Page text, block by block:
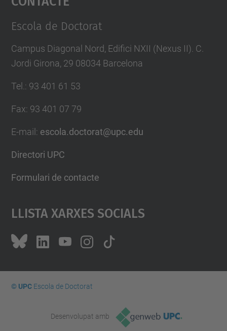
Escola de Doctorat
Campus Diagonal Nord, Edifici NXII (Nexus II). C.
Jordi Girona, 29 08034 Barcelona
Tel.: 93 401 61 53
Fax: 93 401 07 79
E-mail : escola.doctorat@upc.edu
Directori UPC
Formulari de contacte
Llista Xarxes Socials
© UPCEscola de Doctorat
Desenvolupat amb